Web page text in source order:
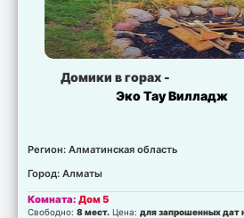
Домики в горах -
Эко Тау Вилладж
Регион: Алматинская область
Город: Алматы
Комната:Дом 5
Свободно:8 мест. Цена:для запрошенных дат